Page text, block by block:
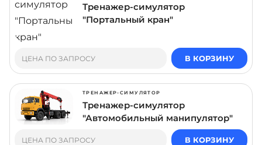
Тренажер-симулятор
"Портальный кран"
ЦЕНА ПО ЗАПРОСУ В КОРЗИНУ
ТРЕНАЖЕР-СИМУЛЯТОР
Тренажер-симулятор
"Автомобильный манипулятор"
ЦЕНА ПО ЗАПРОСУ В КОРЗИНУ